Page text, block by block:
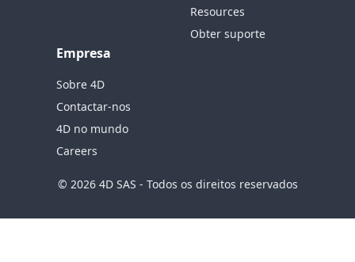
Resources
Obter suporte
Empresa
Sobre 4D
Contactar-nos
4D no mundo
Careers
© 2026 4D SAS - Todos os direitos reservados